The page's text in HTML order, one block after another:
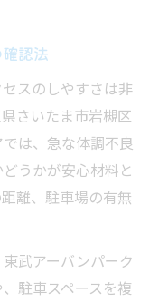
認法
スのしやすさは非
さいたま市岩槻区
は、急な体調不良
うかが安心材料と
離、駐車場の有無
武アーバンパーク
駐車スペースを複